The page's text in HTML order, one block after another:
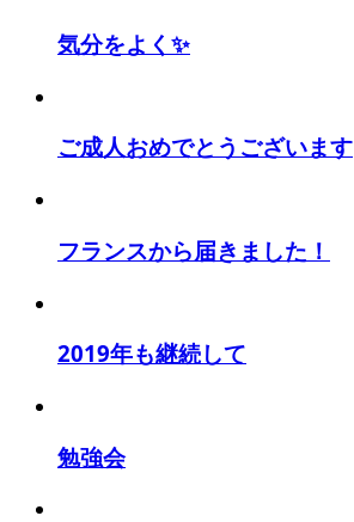
気分をよく✨
ご成人おめでとうございます
フランスから届きました！
2019年も継続して
勉強会